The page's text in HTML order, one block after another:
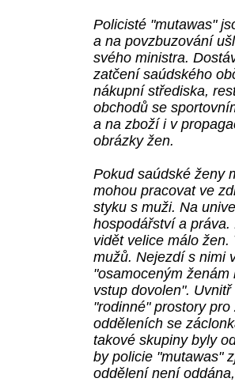
Policisté "mutawas"
a na povzbuzování
svého ministra.
zatčení saúdského
nákupní střediska,
obchodů se
a na zboží i v
obrázky žen.
Pokud saúdské ženy
mohou pracovat ve
styku s muži. Na
hospodářství a
vidět velice málo
mužů. Nejezdí s nimi
"osamoceným
vstup dovolen".
"rodinné" prostory
odděleních se
takové skupiny byly
by policie "mutawas"
oddělení není